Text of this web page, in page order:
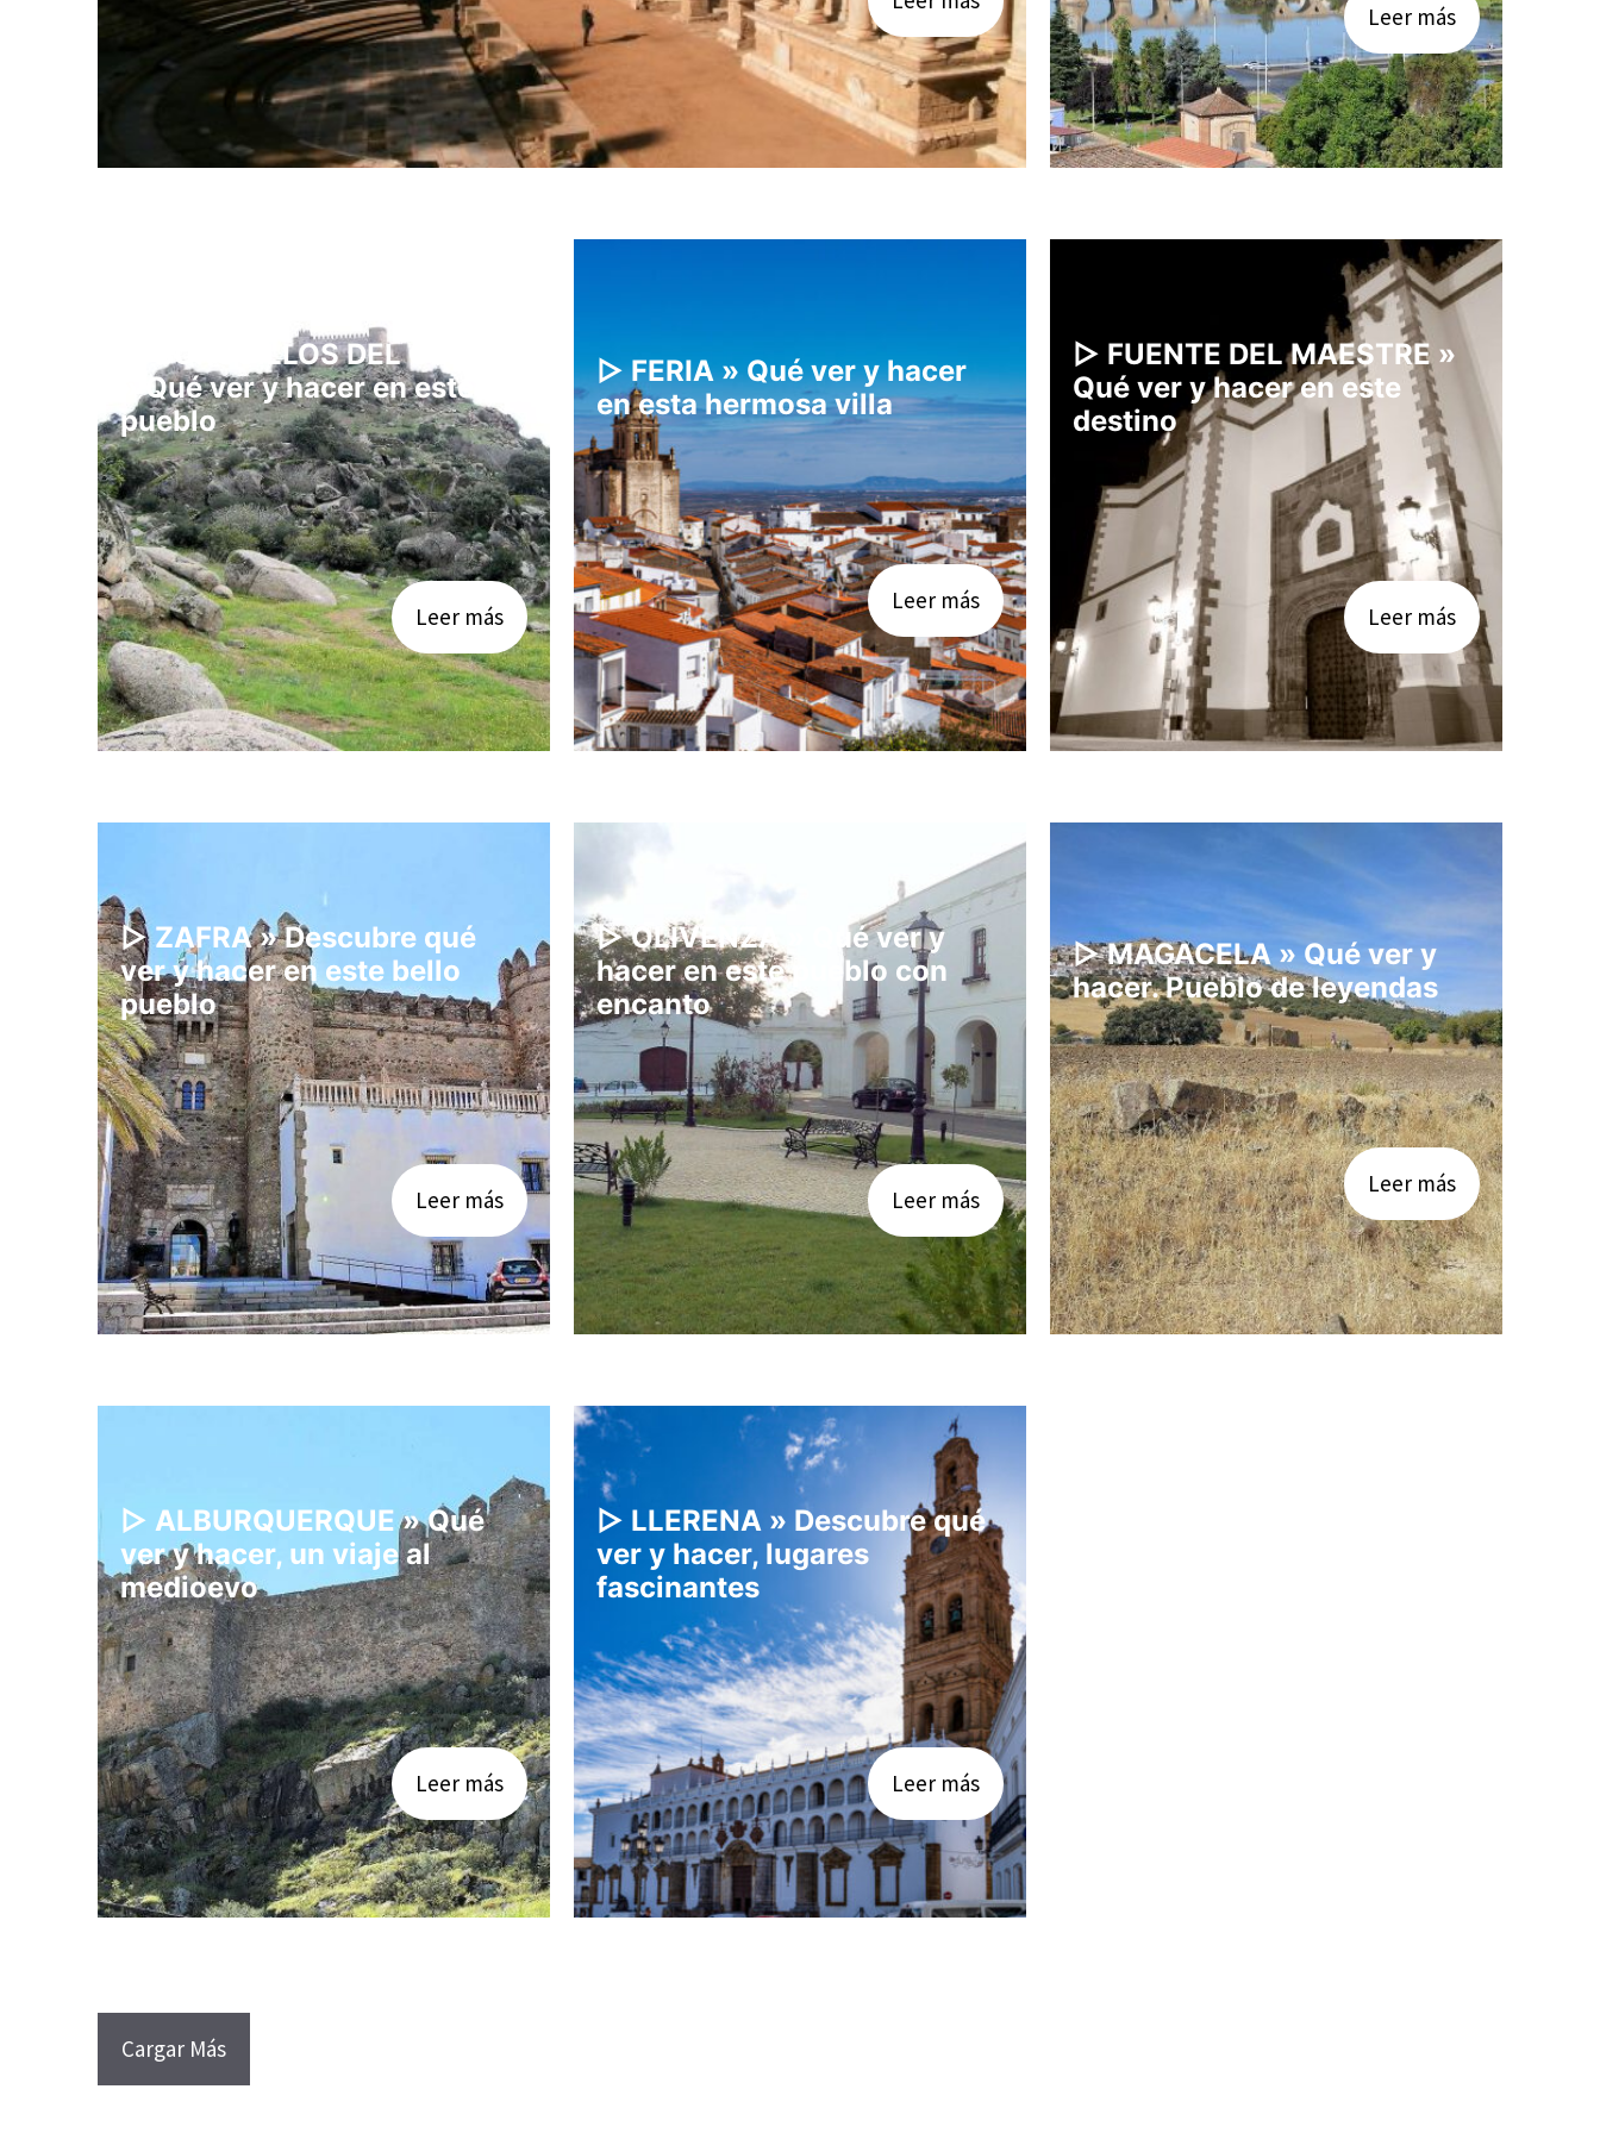
Leer más
▷ BURGUILLOS DEL CERRO
» Qué ver y hacer en este
pueblo
Leer más
▷ FERIA » Qué ver y hacer
en esta hermosa villa
Leer más
▷ FUENTE DEL MAESTRE »
Qué ver y hacer en este
destino
Leer más
▷ ZAFRA » Descubre qué
ver y hacer en este bello
pueblo
Leer más
▷ OLIVENZA » Qué ver y
hacer en este pueblo con
encanto
Leer más
▷ MAGACELA » Qué ver y
hacer. Pueblo de leyendas
Leer más
▷ ALBURQUERQUE » Qué
ver y hacer, un viaje al
medioevo
Leer más
▷ LLERENA » Descubre qué
ver y hacer, lugares
fascinantes
Leer más
Cargar Más